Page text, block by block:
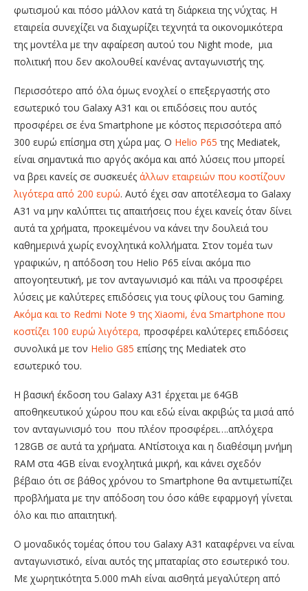
φωτισμού και πόσο μάλλον κατά τη διάρκεια της νύχτας. Η
εταιρεία συνεχίζει να διαχωρίζει τεχνητά τα οικονομικότερα
της μοντέλα με την αφαίρεση αυτού του Night mode, μια
πολιτική που δεν ακολουθεί κανένας ανταγωνιστής της.
Περισσότερο από όλα όμως ενοχλεί ο επεξεργαστής στο
εσωτερικό του Galaxy A31 και οι επιδόσεις που αυτός
προσφέρει σε ένα Smartphone με κόστος περισσότερα από
300 ευρώ επίσημα στη χώρα μας. Ο Helio P65 της Mediatek,
είναι σημαντικά πιο αργός ακόμα και από λύσεις που μπορεί
να βρει κανείς σε συσκευές άλλων εταιρειών που κοστίζουν
λιγότερα από 200 ευρώ. Αυτό έχει σαν αποτέλεσμα το Galaxy
A31 να μην καλύπτει τις απαιτήσεις που έχει κανείς όταν δίνει
αυτά τα χρήματα, προκειμένου να κάνει την δουλειά του
καθημερινά χωρίς ενοχλητικά κολλήματα. Στον τομέα των
γραφικών, η απόδοση του Helio P65 είναι ακόμα πιο
απογοητευτική, με τον ανταγωνισμό και πάλι να προσφέρει
λύσεις με καλύτερες επιδόσεις για τους φίλους του Gaming.
Ακόμα και το Redmi Note 9 της Xiaomi, ένα Smartphone που
κοστίζει 100 ευρώ λιγότερα, προσφέρει καλύτερες επιδόσεις
συνολικά με τον Helio G85 επίσης της Mediatek στο
εσωτερικό του.
Η βασική έκδοση του Galaxy A31 έρχεται με 64GB
αποθηκευτικού χώρου που και εδώ είναι ακριβώς τα μισά από
τον ανταγωνισμό του που πλέον προσφέρει….απλόχερα
128GB σε αυτά τα χρήματα. ΑΝτίστοιχα και η διαθέσιμη μνήμη
RAM στα 4GB είναι ενοχλητικά μικρή, και κάνει σχεδόν
βέβαιο ότι σε βάθος χρόνου το Smartphone θα αντιμετωπίζει
προβλήματα με την απόδοση του όσο κάθε εφαρμογή γίνεται
όλο και πιο απαιτητική.
Ο μοναδικός τομέας όπου του Galaxy A31 καταφέρνει να είναι
ανταγωνιστικό, είναι αυτός της μπαταρίας στο εσωτερικό του.
Με χωρητικότητα 5.000 mAh είναι αισθητά μεγαλύτερη από